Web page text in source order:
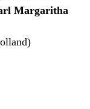
Margaritha